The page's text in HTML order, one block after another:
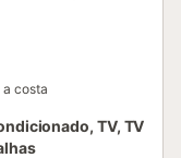
a costa
TV, TV